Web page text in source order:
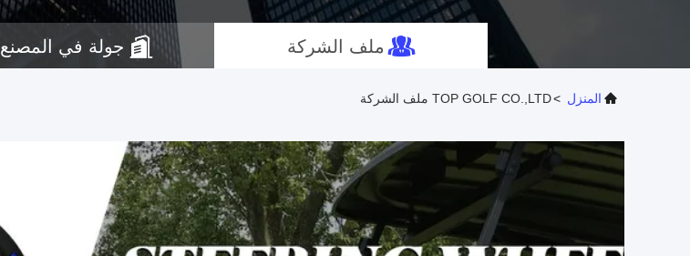
ملف الشركة جولة في المصنع
المنزل >TOP GOLF CO.,LTD ملف الشركة